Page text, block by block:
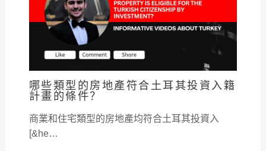
哪些類型的房地產符合土耳其投資入籍
計畫的條件？
商業和住宅類型的房地產均符合土耳其投資入
[&he…